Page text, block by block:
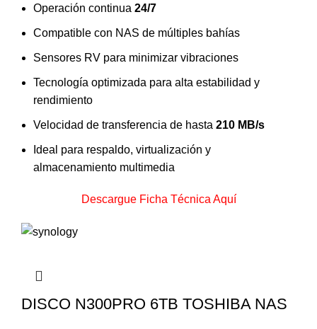
Operación continua 24/7
Compatible con NAS de múltiples bahías
Sensores RV para minimizar vibraciones
Tecnología optimizada para alta estabilidad y
rendimiento
Velocidad de transferencia de hasta 210 MB/s
Ideal para respaldo, virtualización y
almacenamiento multimedia
Descargue Ficha Técnica Aquí
DISCO N300PRO 6TB TOSHIBA NAS